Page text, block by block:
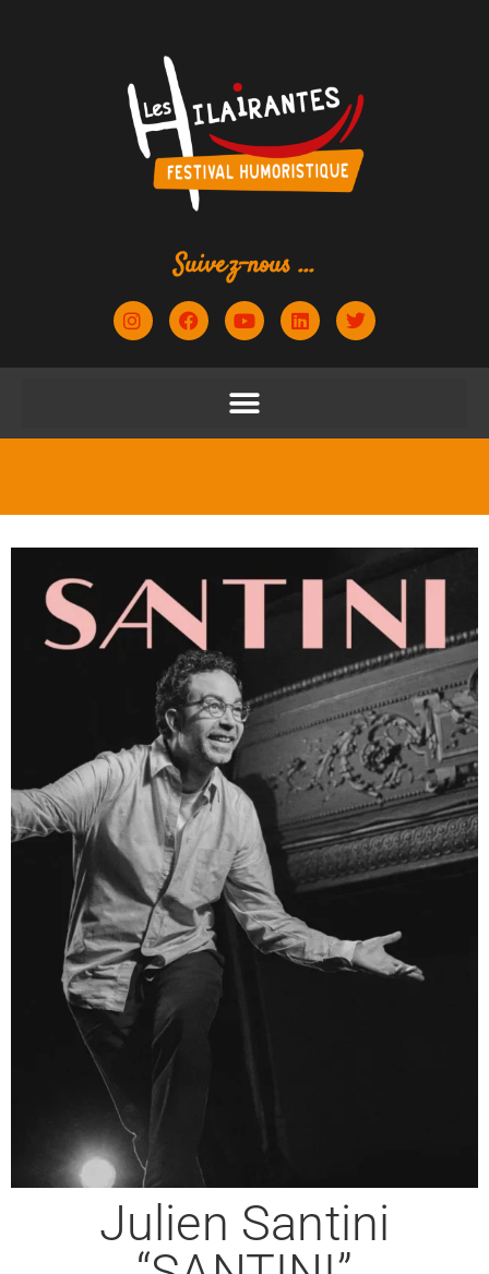
Suivez-nous ...
Suivez-nous sur nos réseaux sociaux pour être informés
Julien Santini